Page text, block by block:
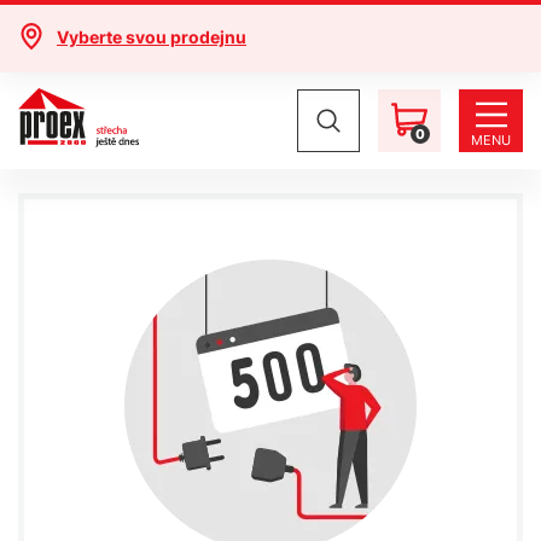
Vyberte svou prodejnu
0 MENU